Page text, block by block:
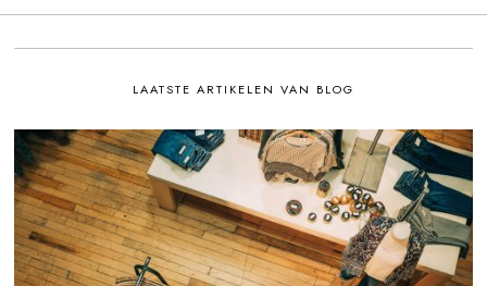
LAATSTE ARTIKELEN VAN BLOG